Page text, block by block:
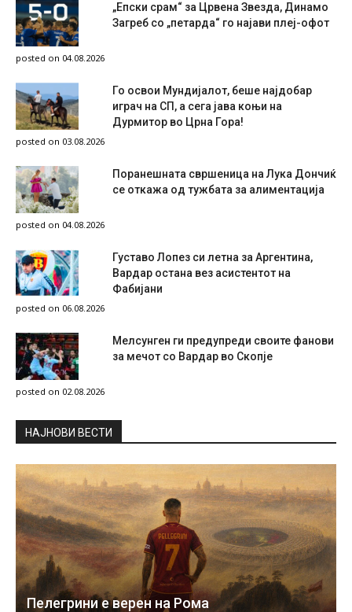
„Епски срам“ за Црвена Звезда, Динамо
Загреб со „петарда“ го најави плеј-офот
posted on 04.08.2026
Го освои Мундијалот, беше најдобар
играч на СП, а сега јава коњи на
Дурмитор во Црна Гора!
posted on 03.08.2026
Поранешната свршеница на Лука Дончиќ
се откажа од тужбата за алиментација
posted on 04.08.2026
Густаво Лопез си летна за Аргентина,
Вардар остана вез асистентот на
Фабијани
posted on 06.08.2026
Мелсунген ги предупреди своите фанови
за мечот со Вардар во Скопје
posted on 02.08.2026
НAЈНОВИ ВЕСТИ
Пелегрини е верен на Рома